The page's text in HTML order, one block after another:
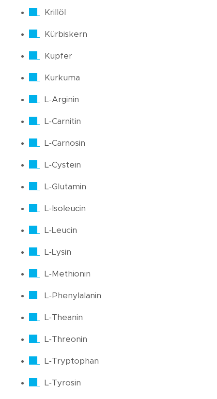
Krillöl
Kürbiskern
Kupfer
Kurkuma
L-Arginin
L-Carnitin
L-Carnosin
L-Cystein
L-Glutamin
L-Isoleucin
L-Leucin
L-Lysin
L-Methionin
L-Phenylalanin
L-Theanin
L-Threonin
L-Tryptophan
L-Tyrosin